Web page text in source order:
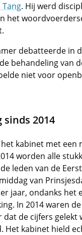
Tang. Hij werd
het
debatteerde in
behandeling van
niet voor
sinds 2014
het kabinet met
worden alle
leden van de
van
jaar, ondanks
In 2014 waren
dat de cijfers
Het kabinet hield